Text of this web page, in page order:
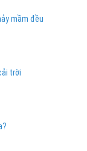
mầm đều
trời